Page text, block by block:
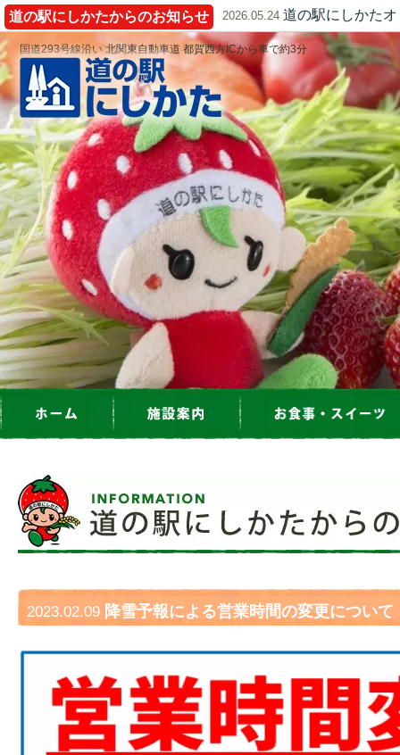
道の駅にしかたからのお知らせ 2026.05.24 道の駅にしかた
国道293号線沿い 北関東自動車道 都賀西方ICから車で約3分
2023.02.09 降雪予報による営業時間の変更について